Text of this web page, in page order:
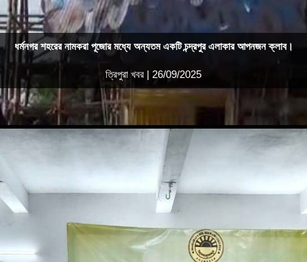
ধর্মনগর শহরের নামকরা পূজোর মধ্যে অন্যতম একটি চন্দ্রপুর এলাকার আপনজন ক্লাব।
ত্রিপুরা খবর | 26/09/2025